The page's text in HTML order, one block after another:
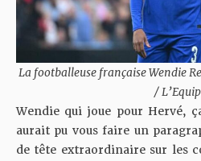
La footballeuse française Wendie
/
Wendie qui joue pour Hervé,
aurait pu vous faire un
de tête extraordinaire sur les